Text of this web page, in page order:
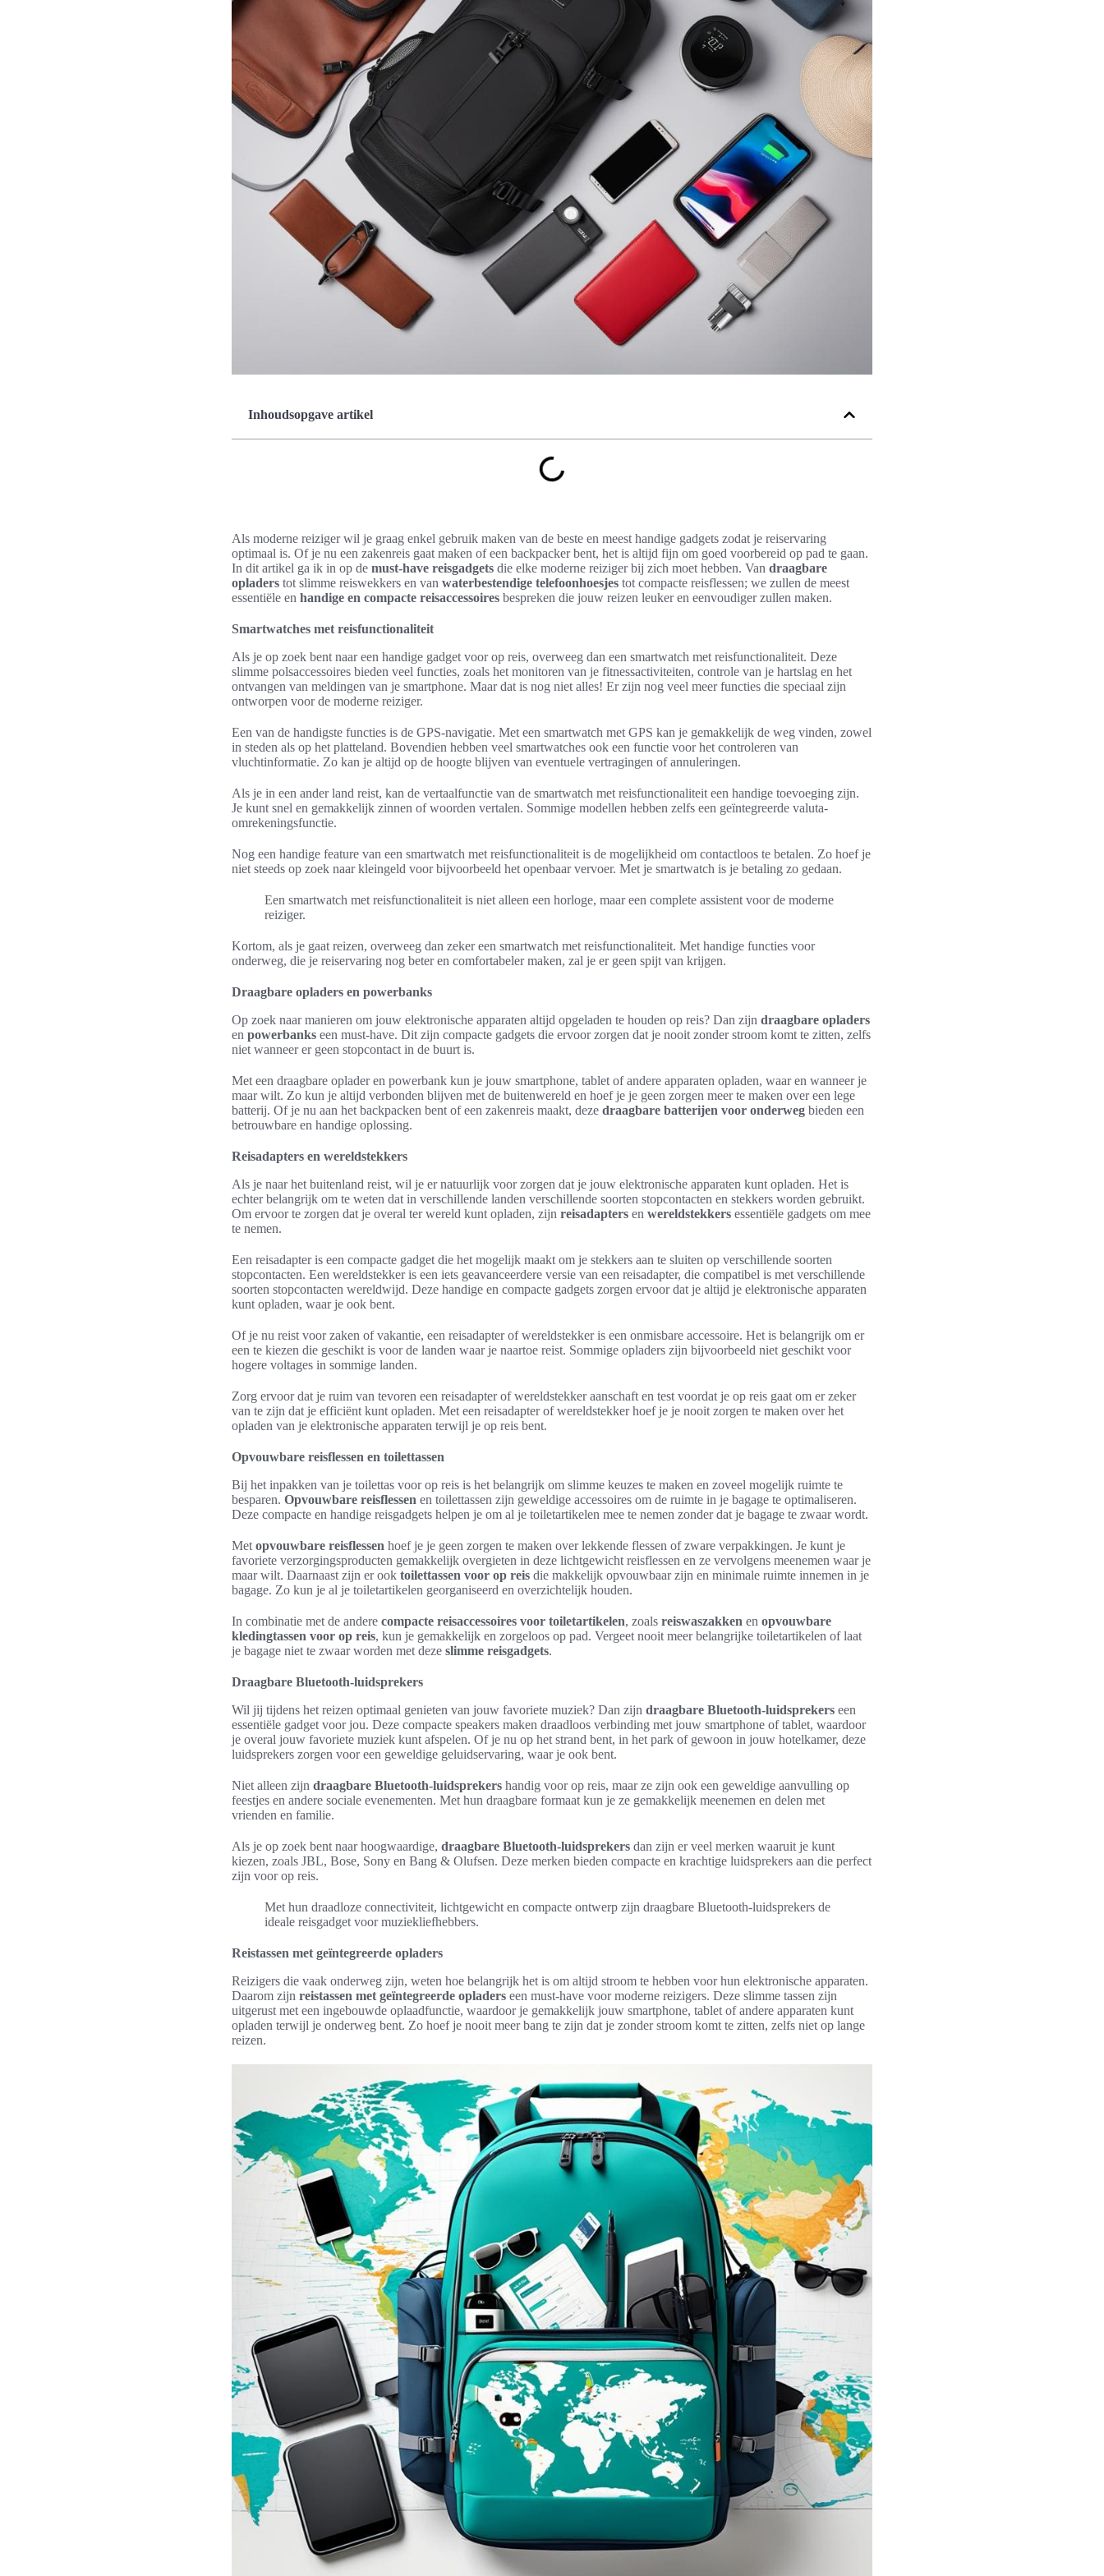
Inhoudsopgave artikel
Als moderne reiziger wil je graag enkel gebruik maken van de beste en meest handige gadgets zodat je reiservaring
optimaal is. Of je nu een zakenreis gaat maken of een backpacker bent, het is altijd fijn om goed voorbereid op pad te gaan.
In dit artikel ga ik in op de must-have reisgadgets die elke moderne reiziger bij zich moet hebben. Van draagbare
opladers tot slimme reiswekkers en van waterbestendige telefoonhoesjes tot compacte reisflessen; we zullen de meest
essentiële en handige en compacte reisaccessoires bespreken die jouw reizen leuker en eenvoudiger zullen maken.
Smartwatches met reisfunctionaliteit
Als je op zoek bent naar een handige gadget voor op reis, overweeg dan een smartwatch met reisfunctionaliteit. Deze
slimme polsaccessoires bieden veel functies, zoals het monitoren van je fitnessactiviteiten, controle van je hartslag en het
ontvangen van meldingen van je smartphone. Maar dat is nog niet alles! Er zijn nog veel meer functies die speciaal zijn
ontworpen voor de moderne reiziger.
Een van de handigste functies is de GPS-navigatie. Met een smartwatch met GPS kan je gemakkelijk de weg vinden, zowel
in steden als op het platteland. Bovendien hebben veel smartwatches ook een functie voor het controleren van
vluchtinformatie. Zo kan je altijd op de hoogte blijven van eventuele vertragingen of annuleringen.
Als je in een ander land reist, kan de vertaalfunctie van de smartwatch met reisfunctionaliteit een handige toevoeging zijn.
Je kunt snel en gemakkelijk zinnen of woorden vertalen. Sommige modellen hebben zelfs een geïntegreerde valuta-
omrekeningsfunctie.
Nog een handige feature van een smartwatch met reisfunctionaliteit is de mogelijkheid om contactloos te betalen. Zo hoef je
niet steeds op zoek naar kleingeld voor bijvoorbeeld het openbaar vervoer. Met je smartwatch is je betaling zo gedaan.
Een smartwatch met reisfunctionaliteit is niet alleen een horloge, maar een complete assistent voor de moderne
reiziger.
Kortom, als je gaat reizen, overweeg dan zeker een smartwatch met reisfunctionaliteit. Met handige functies voor
onderweg, die je reiservaring nog beter en comfortabeler maken, zal je er geen spijt van krijgen.
Draagbare opladers en powerbanks
Op zoek naar manieren om jouw elektronische apparaten altijd opgeladen te houden op reis? Dan zijn draagbare opladers
en powerbanks een must-have. Dit zijn compacte gadgets die ervoor zorgen dat je nooit zonder stroom komt te zitten, zelfs
niet wanneer er geen stopcontact in de buurt is.
Met een draagbare oplader en powerbank kun je jouw smartphone, tablet of andere apparaten opladen, waar en wanneer je
maar wilt. Zo kun je altijd verbonden blijven met de buitenwereld en hoef je je geen zorgen meer te maken over een lege
batterij. Of je nu aan het backpacken bent of een zakenreis maakt, deze draagbare batterijen voor onderweg bieden een
betrouwbare en handige oplossing.
Reisadapters en wereldstekkers
Als je naar het buitenland reist, wil je er natuurlijk voor zorgen dat je jouw elektronische apparaten kunt opladen. Het is
echter belangrijk om te weten dat in verschillende landen verschillende soorten stopcontacten en stekkers worden gebruikt.
Om ervoor te zorgen dat je overal ter wereld kunt opladen, zijn reisadapters en wereldstekkers essentiële gadgets om mee
te nemen.
Een reisadapter is een compacte gadget die het mogelijk maakt om je stekkers aan te sluiten op verschillende soorten
stopcontacten. Een wereldstekker is een iets geavanceerdere versie van een reisadapter, die compatibel is met verschillende
soorten stopcontacten wereldwijd. Deze handige en compacte gadgets zorgen ervoor dat je altijd je elektronische apparaten
kunt opladen, waar je ook bent.
Of je nu reist voor zaken of vakantie, een reisadapter of wereldstekker is een onmisbare accessoire. Het is belangrijk om er
een te kiezen die geschikt is voor de landen waar je naartoe reist. Sommige opladers zijn bijvoorbeeld niet geschikt voor
hogere voltages in sommige landen.
Zorg ervoor dat je ruim van tevoren een reisadapter of wereldstekker aanschaft en test voordat je op reis gaat om er zeker
van te zijn dat je efficiënt kunt opladen. Met een reisadapter of wereldstekker hoef je je nooit zorgen te maken over het
opladen van je elektronische apparaten terwijl je op reis bent.
Opvouwbare reisflessen en toilettassen
Bij het inpakken van je toilettas voor op reis is het belangrijk om slimme keuzes te maken en zoveel mogelijk ruimte te
besparen. Opvouwbare reisflessen en toilettassen zijn geweldige accessoires om de ruimte in je bagage te optimaliseren.
Deze compacte en handige reisgadgets helpen je om al je toiletartikelen mee te nemen zonder dat je bagage te zwaar wordt.
Met opvouwbare reisflessen hoef je je geen zorgen te maken over lekkende flessen of zware verpakkingen. Je kunt je
favoriete verzorgingsproducten gemakkelijk overgieten in deze lichtgewicht reisflessen en ze vervolgens meenemen waar je
maar wilt. Daarnaast zijn er ook toilettassen voor op reis die makkelijk opvouwbaar zijn en minimale ruimte innemen in je
bagage. Zo kun je al je toiletartikelen georganiseerd en overzichtelijk houden.
In combinatie met de andere compacte reisaccessoires voor toiletartikelen, zoals reiswaszakken en opvouwbare
kledingtassen voor op reis, kun je gemakkelijk en zorgeloos op pad. Vergeet nooit meer belangrijke toiletartikelen of laat
je bagage niet te zwaar worden met deze slimme reisgadgets.
Draagbare Bluetooth-luidsprekers
Wil jij tijdens het reizen optimaal genieten van jouw favoriete muziek? Dan zijn draagbare Bluetooth-luidsprekers een
essentiële gadget voor jou. Deze compacte speakers maken draadloos verbinding met jouw smartphone of tablet, waardoor
je overal jouw favoriete muziek kunt afspelen. Of je nu op het strand bent, in het park of gewoon in jouw hotelkamer, deze
luidsprekers zorgen voor een geweldige geluidservaring, waar je ook bent.
Niet alleen zijn draagbare Bluetooth-luidsprekers handig voor op reis, maar ze zijn ook een geweldige aanvulling op
feestjes en andere sociale evenementen. Met hun draagbare formaat kun je ze gemakkelijk meenemen en delen met
vrienden en familie.
Als je op zoek bent naar hoogwaardige, draagbare Bluetooth-luidsprekers dan zijn er veel merken waaruit je kunt
kiezen, zoals JBL, Bose, Sony en Bang & Olufsen. Deze merken bieden compacte en krachtige luidsprekers aan die perfect
zijn voor op reis.
Met hun draadloze connectiviteit, lichtgewicht en compacte ontwerp zijn draagbare Bluetooth-luidsprekers de
ideale reisgadget voor muziekliefhebbers.
Reistassen met geïntegreerde opladers
Reizigers die vaak onderweg zijn, weten hoe belangrijk het is om altijd stroom te hebben voor hun elektronische apparaten.
Daarom zijn reistassen met geïntegreerde opladers een must-have voor moderne reizigers. Deze slimme tassen zijn
uitgerust met een ingebouwde oplaadfunctie, waardoor je gemakkelijk jouw smartphone, tablet of andere apparaten kunt
opladen terwijl je onderweg bent. Zo hoef je nooit meer bang te zijn dat je zonder stroom komt te zitten, zelfs niet op lange
reizen.